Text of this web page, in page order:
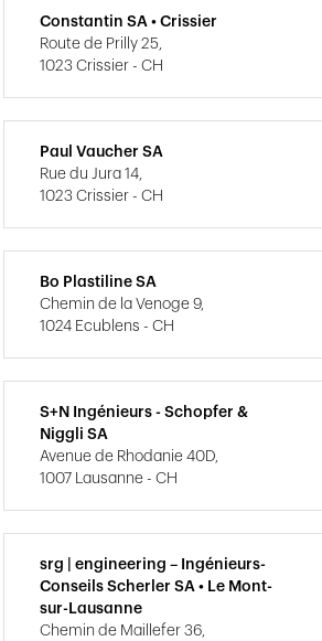
Constantin SA • Crissier
Route de Prilly 25,
1023 Crissier - CH
Paul Vaucher SA
Rue du Jura 14,
1023 Crissier - CH
Bo Plastiline SA
Chemin de la Venoge 9,
1024 Ecublens - CH
S+N Ingénieurs - Schopfer &
Niggli SA
Avenue de Rhodanie 40D,
1007 Lausanne - CH
srg | engineering – Ingénieurs-
Conseils Scherler SA • Le Mont-
sur-Lausanne
Chemin de Maillefer 36,